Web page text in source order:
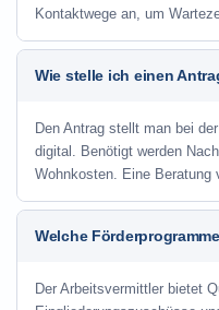
Kontaktwege an, um
Wie stelle ich einen
Den Antrag stellt man bei
digital. Benötigt werden
Wohnkosten. Eine Beratung
Welche
Der Arbeitsvermittler bietet